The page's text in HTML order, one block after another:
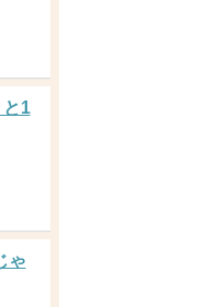
1
ゃ